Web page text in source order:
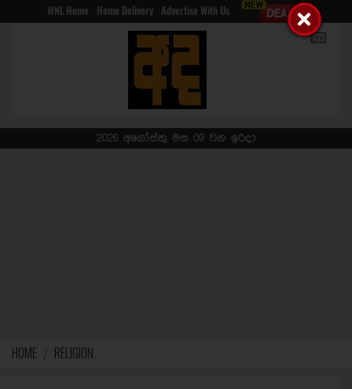
WNL Home Home Delivery Advertise With Us
2026 අගෝස්තු මස 09 වන ඉරිදා
HOME RELIGION